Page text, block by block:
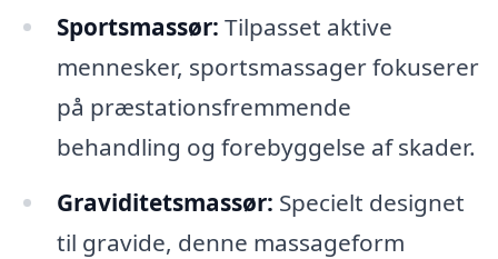
Sportsmassør: Tilpasset aktive
mennesker, sportsmassager fokuserer
på præstationsfremmende
behandling og forebyggelse af skader.
Graviditetsmassør: Specielt designet
til gravide, denne massageform